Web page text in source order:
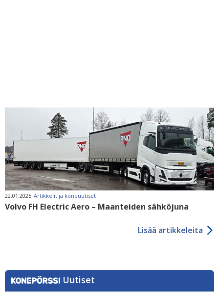
22.01.2025 Artikkelit ja koneuutiset
Volvo FH Electric Aero – Maanteiden sähköjuna
Lisää artikkeleita
Uutiset